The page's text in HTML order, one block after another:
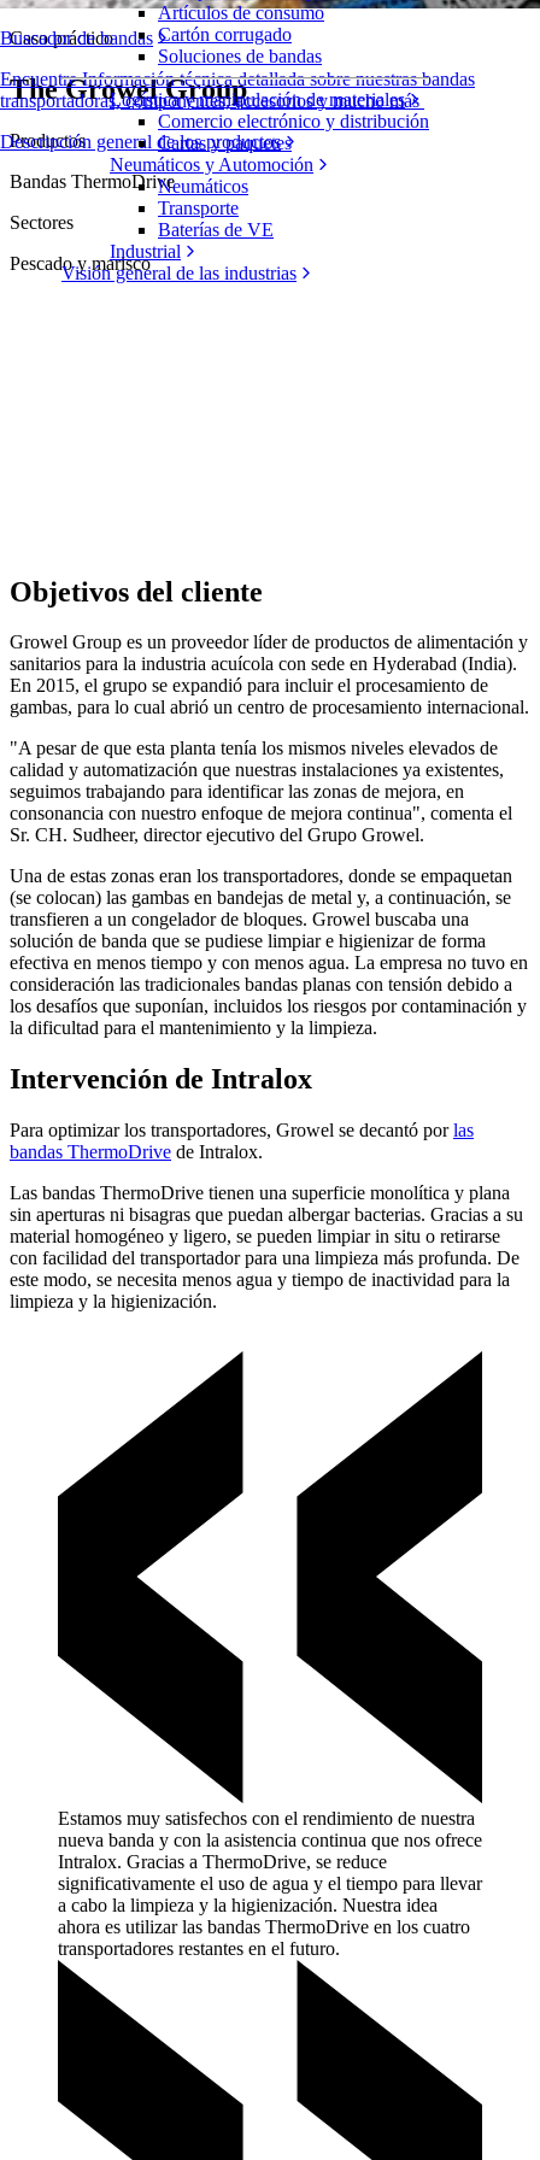
Buscador de bandas
Encuentre Información técnica detallada sobre nuestras bandas
transportadoras, componentes, accesorios y mucho más
Descripción general de los productos
Artículos de consumo
Cartón corrugado
Soluciones de bandas
Logística y manipulación de materiales
Comercio electrónico y distribución
Cartas y paquetes
Neumáticos y Automoción
Neumáticos
Transporte
Baterías de VE
Industrial
Visión general de las industrias
Caso práctico
The Growel Group
Productos
Bandas ThermoDrive
Sectores
Pescado y marisco
Objetivos del cliente
Growel Group es un proveedor líder de productos de alimentación y
sanitarios para la industria acuícola con sede en Hyderabad (India).
En 2015, el grupo se expandió para incluir el procesamiento de
gambas, para lo cual abrió un centro de procesamiento internacional.
"A pesar de que esta planta tenía los mismos niveles elevados de
calidad y automatización que nuestras instalaciones ya existentes,
seguimos trabajando para identificar las zonas de mejora, en
consonancia con nuestro enfoque de mejora continua", comenta el
Sr. CH. Sudheer, director ejecutivo del Grupo Growel.
Una de estas zonas eran los transportadores, donde se empaquetan
(se colocan) las gambas en bandejas de metal y, a continuación, se
transfieren a un congelador de bloques. Growel buscaba una
solución de banda que se pudiese limpiar e higienizar de forma
efectiva en menos tiempo y con menos agua. La empresa no tuvo en
consideración las tradicionales bandas planas con tensión debido a
los desafíos que suponían, incluidos los riesgos por contaminación y
la dificultad para el mantenimiento y la limpieza.
Intervención de Intralox
Para optimizar los transportadores, Growel se decantó porlas
bandas ThermoDrive de Intralox.
Las bandas ThermoDrive tienen una superficie monolítica y plana
sin aperturas ni bisagras que puedan albergar bacterias. Gracias a su
material homogéneo y ligero, se pueden limpiar in situ o retirarse
con facilidad del transportador para una limpieza más profunda. De
este modo, se necesita menos agua y tiempo de inactividad para la
limpieza y la higienización.
Estamos muy satisfechos con el rendimiento de nuestra
nueva banda y con la asistencia continua que nos ofrece
Intralox. Gracias a ThermoDrive, se reduce
significativamente el uso de agua y el tiempo para llevar
a cabo la limpieza y la higienización. Nuestra idea
ahora es utilizar las bandas ThermoDrive en los cuatro
transportadores restantes en el futuro.